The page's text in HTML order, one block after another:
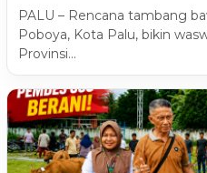
PALU – Rencana tambang
Poboya, Kota Palu, bikin
Provinsi…